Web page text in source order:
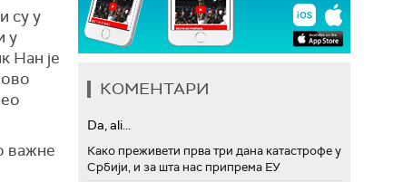
су у
у
Нан је
важне
КОМЕНТАРИ
Da, ali...
Како преживети прва три дана катастрофе у
Србији, и за шта нас припрема ЕУ